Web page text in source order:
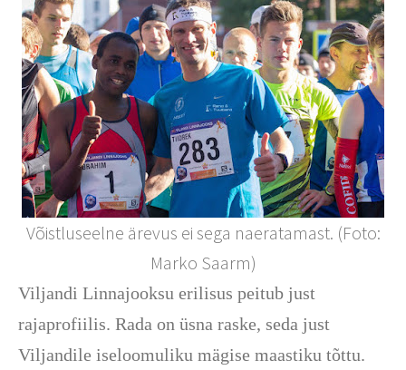
Võistluseelne ärevus ei sega naeratamast. (Foto:
Marko Saarm)
Viljandi Linnajooksu erilisus peitub just
rajaprofiilis. Rada on üsna raske, seda just
Viljandile iseloomuliku mägise maastiku tõttu.